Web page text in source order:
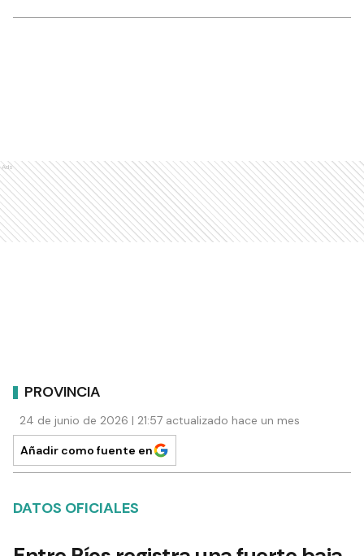
Ads
PROVINCIA
24 de junio de 2026 | 21:57 actualizado hace un mes
Añadir como fuente en
DATOS OFICIALES